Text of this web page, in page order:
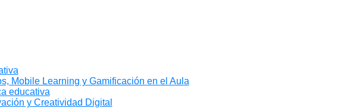
Mobile Learning y Gamificación en el Aula
educativa
y Creatividad Digital